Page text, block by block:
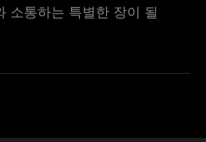
소통하는 특별한 장이 될